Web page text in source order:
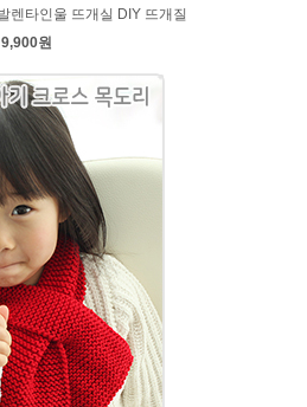
타인울 뜨개실 DIY 뜨개질
9,900원